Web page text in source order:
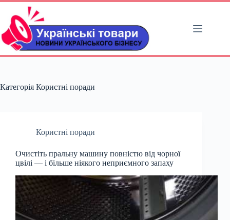
Перейти
вмісту
Категорія Користні поради
Користні поради
Очистіть пральну машину повністю від чорної
цвілі — і більше ніякого неприємного запаху